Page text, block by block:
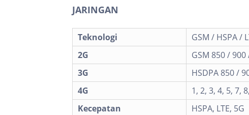
JARINGAN
Teknologi
GSM / HSPA /
2G
GSM 850 /
3G
HSDPA 850 /
4G
1, 2, 3, 4, 5, 7,
Kecepatan
HSPA, LTE, 5G